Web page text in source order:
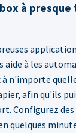
à
aide à les
n'importe
afin qu'ils
Configurez
quelques